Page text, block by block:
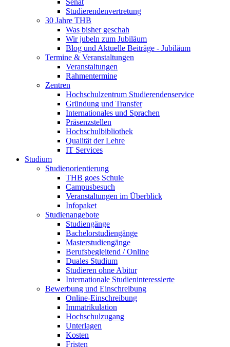
Senat
Studierendenvertretung
30 Jahre THB
Was bisher geschah
Wir jubeln zum Jubiläum
Blog und Aktuelle Beiträge - Jubiläum
Termine & Veranstaltungen
Veranstaltungen
Rahmentermine
Zentren
Hochschulzentrum Studierendenservice
Gründung und Transfer
Internationales und Sprachen
Präsenzstellen
Hochschulbibliothek
Qualität der Lehre
IT Services
Studium
Studienorientierung
THB goes Schule
Campusbesuch
Veranstaltungen im Überblick
Infopaket
Studienangebote
Studiengänge
Bachelorstudiengänge
Masterstudiengänge
Berufsbegleitend / Online
Duales Studium
Studieren ohne Abitur
Internationale Studieninteressierte
Bewerbung und Einschreibung
Online-Einschreibung
Immatrikulation
Hochschulzugang
Unterlagen
Kosten
Fristen